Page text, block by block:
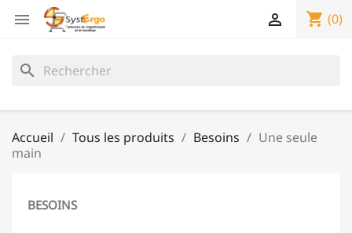
 shopping_cart (0)

search
Accueil Tous les produits Besoins
Une seule
main
BESOINS